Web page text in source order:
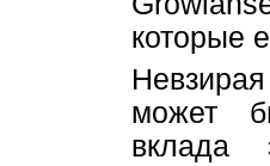
которые
может
вклада